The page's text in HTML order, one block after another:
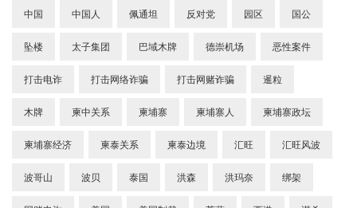
中国 中国人 佩通坦 反对党 园区 国公
坠楼 太子集团 巴域木牌 德崇机场 恶性案件
打击电诈 打击网络诈骗 打击网赌诈骗 暹粒
木牌 柬中关系 柬埔寨 柬埔寨人 柬埔寨政坛
柬埔寨经济 柬泰关系 柬泰边境 汇旺 汇旺风波
波哥山 波贝 泰国 洪森 洪玛奈 绑架